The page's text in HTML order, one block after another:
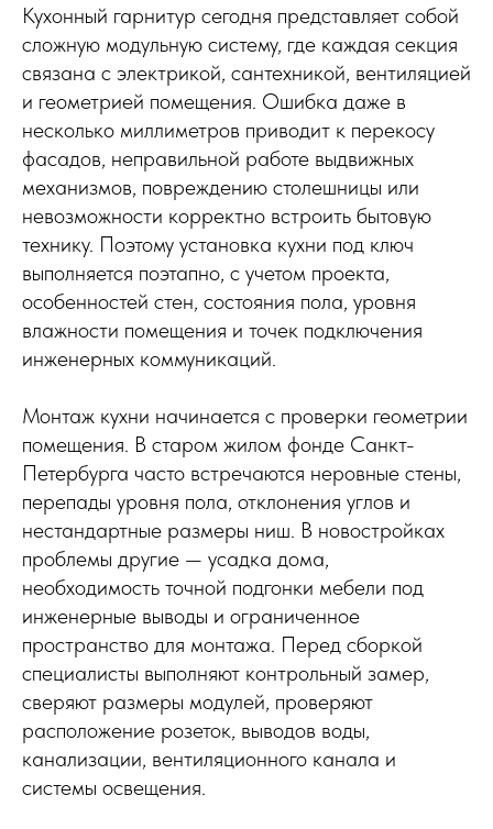
Кухонный гарнитур сегодня представляет собой
сложную модульную систему, где каждая секция
связана с электрикой, сантехникой, вентиляцией
и геометрией помещения. Ошибка даже в
несколько миллиметров приводит к перекосу
фасадов, неправильной работе выдвижных
механизмов, повреждению столешницы или
невозможности корректно встроить бытовую
технику. Поэтому установка кухни под ключ
выполняется поэтапно, с учетом проекта,
особенностей стен, состояния пола, уровня
влажности помещения и точек подключения
инженерных коммуникаций.
Монтаж кухни начинается с проверки геометрии
помещения. В старом жилом фонде Санкт-
Петербурга часто встречаются неровные стены,
перепады уровня пола, отклонения углов и
нестандартные размеры ниш. В новостройках
проблемы другие — усадка дома,
необходимость точной подгонки мебели под
инженерные выводы и ограниченное
пространство для монтажа. Перед сборкой
специалисты выполняют контрольный замер,
сверяют размеры модулей, проверяют
расположение розеток, выводов воды,
канализации, вентиляционного канала и
системы освещения.